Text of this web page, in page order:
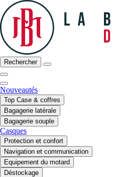
Rechercher
Nouveautés
Top Case & coffres
Bagagerie latérale
Bagagerie souple
Casques
Protection et confort
Navigation et communication
Equipement du motard
Déstockage